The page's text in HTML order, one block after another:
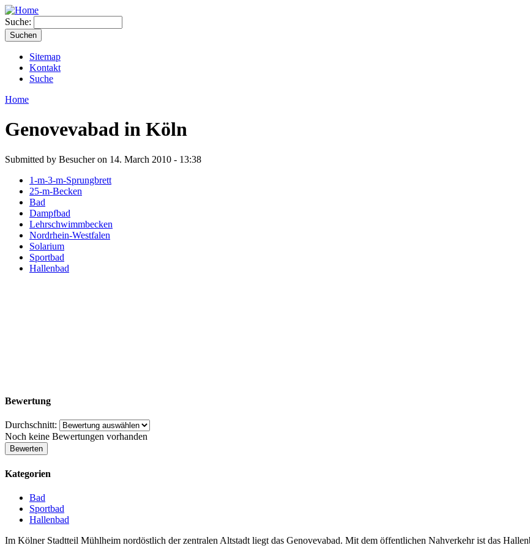
Suche:
Sitemap
Kontakt
Suche
Home
Genovevabad in Köln
Submitted by Besucher on 14. March 2010 - 13:38
1-m-3-m-Sprungbrett
25-m-Becken
Bad
Dampfbad
Lehrschwimmbecken
Nordrhein-Westfalen
Solarium
Sportbad
Hallenbad
Bewertung
Durchschnitt:
Noch keine Bewertungen vorhanden
Kategorien
Bad
Sportbad
Hallenbad
Im Kölner Stadtteil Mühlheim nordöstlich der zentralen Altstadt liegt das Genovevabad. Mit dem öffentlichen Nahverkehr ist das